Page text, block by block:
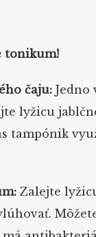
tonikum!
čaju: Jedno
lyžicu
tampónik
Zalejte